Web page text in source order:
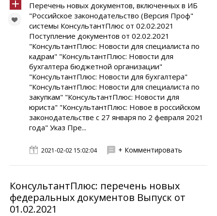
Перечень новых документов, включенных в ИБ
"Российское законодательство (Версия Проф"
системы КонсультантПлюс от 02.02.2021
Поступление документов от 02.02.2021
"КонсультантПлюс: Новости для специалиста по
кадрам" "КонсультантПлюс: Новости для
бухгалтера бюджетной организации"
"КонсультантПлюс: Новости для бухгалтера"
"КонсультантПлюс: Новости для специалиста по
закупкам" "КонсультантПлюс: Новости для
юриста" "КонсультантПлюс: Новое в российском
законодательстве с 27 января по 2 февраля 2021
года" Указ Пре...
2021-02-02 15:02:04 + Комментировать
КонсультантПлюс: перечень новых
федеральных документов Выпуск от
01.02.2021